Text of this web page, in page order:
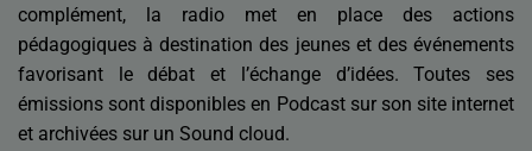
complément, la radio met en place des actions
pédagogiques à destination des jeunes et des événements
favorisant le débat et l’échange d’idées. Toutes ses
émissions sont disponibles en Podcast sur son site internet
et archivées sur un Sound cloud.